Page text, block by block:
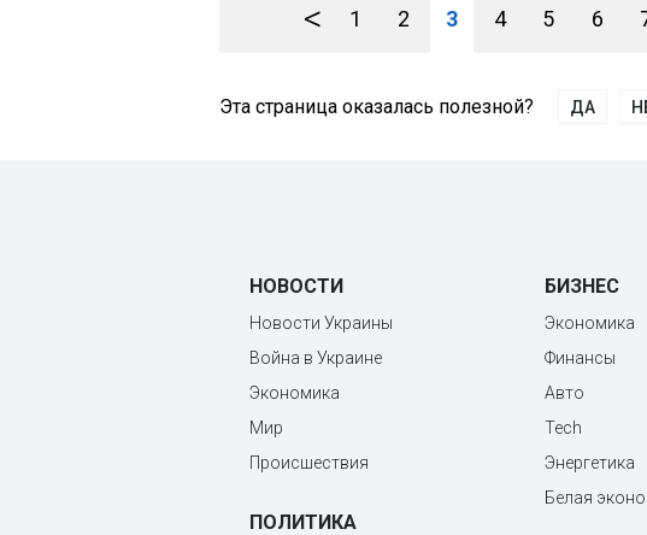
< 1 2 3 4 5 6
Эта страница оказалась полезной? ДА
НОВОСТИ
Новости Украины
Война в Украине
Экономика
Мир
Происшествия
ПОЛИТИКА
БИЗНЕС
Экономика
Финансы
Авто
Tech
Энергетика
Белая